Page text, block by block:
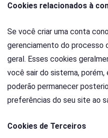
Cookies relacionados à
Se você criar uma conta
gerenciamento do processo
geral. Esses cookies
você sair do sistema, porém,
poderão permanecer
preferências do seu site ao
Cookies de Terceiros